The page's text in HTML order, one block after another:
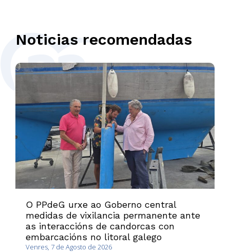
Noticias recomendadas
O PPdeG urxe ao Goberno central
medidas de vixilancia permanente ante
as interaccións de candorcas con
embarcacións no litoral galego
Venres, 7 de Agosto de 2026